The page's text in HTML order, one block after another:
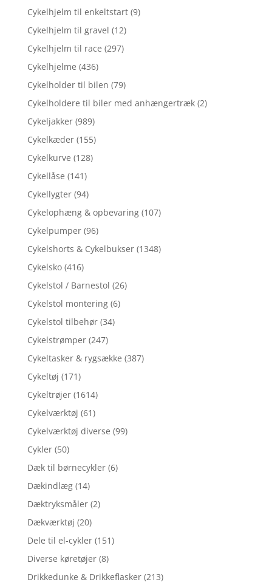
Cykelhjelm til enkeltstart (9)
Cykelhjelm til gravel (12)
Cykelhjelm til race (297)
Cykelhjelme (436)
Cykelholder til bilen (79)
Cykelholdere til biler med anhængertræk (2)
Cykeljakker (989)
Cykelkæder (155)
Cykelkurve (128)
Cykellåse (141)
Cykellygter (94)
Cykelophæng & opbevaring (107)
Cykelpumper (96)
Cykelshorts & Cykelbukser (1348)
Cykelsko (416)
Cykelstol / Barnestol (26)
Cykelstol montering (6)
Cykelstol tilbehør (34)
Cykelstrømper (247)
Cykeltasker & rygsække (387)
Cykeltøj (171)
Cykeltrøjer (1614)
Cykelværktøj (61)
Cykelværktøj diverse (99)
Cykler (50)
Dæk til børnecykler (6)
Dækindlæg (14)
Dæktryksmåler (2)
Dækværktøj (20)
Dele til el-cykler (151)
Diverse køretøjer (8)
Drikkedunke & Drikkeflasker (213)